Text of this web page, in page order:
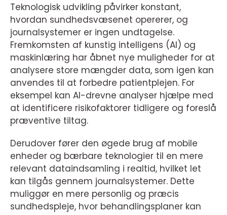
Teknologisk udvikling påvirker konstant,
hvordan sundhedsvæsenet opererer, og
journalsystemer er ingen undtagelse.
Fremkomsten af kunstig intelligens (AI) og
maskinlæring har åbnet nye muligheder for at
analysere store mængder data, som igen kan
anvendes til at forbedre patientplejen. For
eksempel kan AI-drevne analyser hjælpe med
at identificere risikofaktorer tidligere og foreslå
præventive tiltag.
Derudover fører den øgede brug af mobile
enheder og bærbare teknologier til en mere
relevant dataindsamling i realtid, hvilket let
kan tilgås gennem journalsystemer. Dette
muliggør en mere personlig og præcis
sundhedspleje, hvor behandlingsplaner kan